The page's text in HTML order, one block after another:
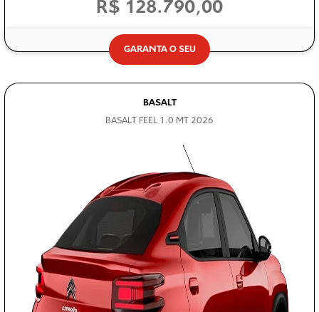
R$ 128.790,00
GARANTA O SEU
BASALT
BASALT FEEL 1.0 MT 2026